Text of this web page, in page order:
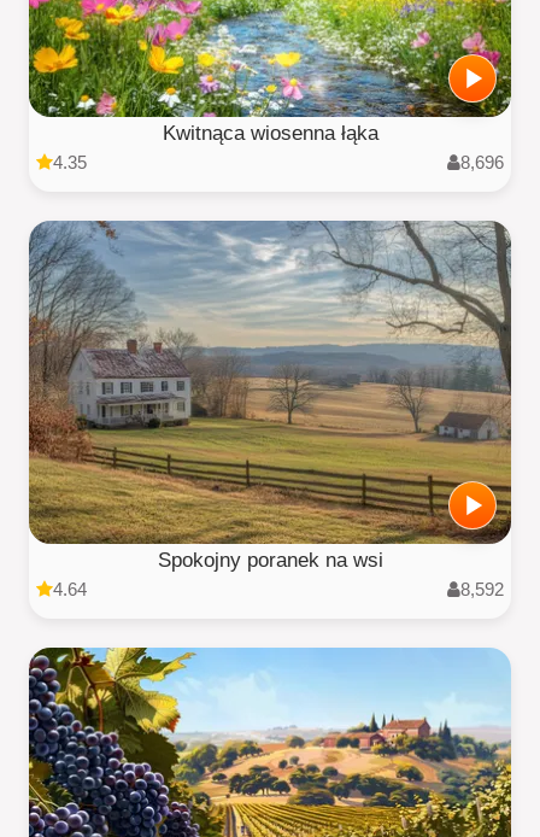
Kwitnąca wiosenna łąka
4.35 8,696
Spokojny poranek na wsi
4.64 8,592